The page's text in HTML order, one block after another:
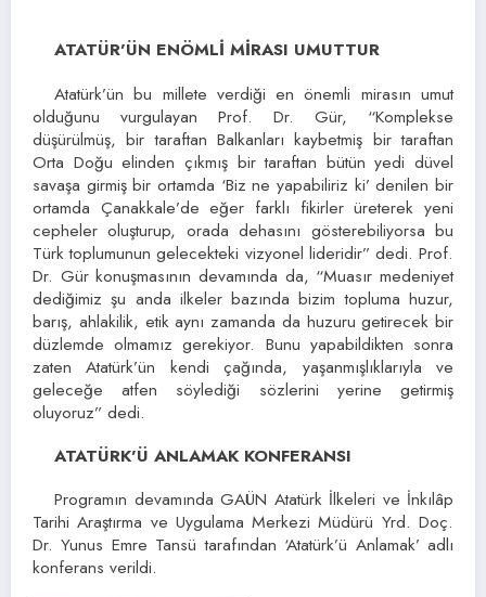
ATATÜR’ÜN ENÖMLİ MİRASI UMUTTUR
Atatürk’ün bu millete verdiği en önemli mirasın umut
olduğunu vurgulayan Prof. Dr. Gür, “Komplekse
düşürülmüş, bir taraftan Balkanları kaybetmiş bir taraftan
Orta Doğu elinden çıkmış bir taraftan bütün yedi düvel
savaşa girmiş bir ortamda ‘Biz ne yapabiliriz ki’ denilen bir
ortamda Çanakkale’de eğer farklı fikirler üreterek yeni
cepheler oluşturup, orada dehasını gösterebiliyorsa bu
Türk toplumunun gelecekteki vizyonel lideridir” dedi. Prof.
Dr. Gür konuşmasının devamında da, “Muasır medeniyet
dediğimiz şu anda ilkeler bazında bizim topluma huzur,
barış, ahlakilik, etik aynı zamanda da huzuru getirecek bir
düzlemde olmamız gerekiyor. Bunu yapabildikten sonra
zaten Atatürk’ün kendi çağında, yaşanmışlıklarıyla ve
geleceğe atfen söylediği sözlerini yerine getirmiş
oluyoruz” dedi.
ATATÜRK’Ü ANLAMAK KONFERANSI
Programın devamında GAÜN Atatürk İlkeleri ve İnkılâp
Tarihi Araştırma ve Uygulama Merkezi Müdürü Yrd. Doç.
Dr. Yunus Emre Tansü tarafından ‘Atatürk’ü Anlamak’ adlı
konferans verildi.